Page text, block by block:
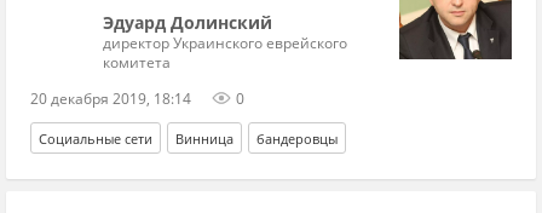
Эдуард Долинский
директор Украинского еврейского
комитета
20 декабря 2019, 18:14
0
Социальные сети Винница бандеровцы